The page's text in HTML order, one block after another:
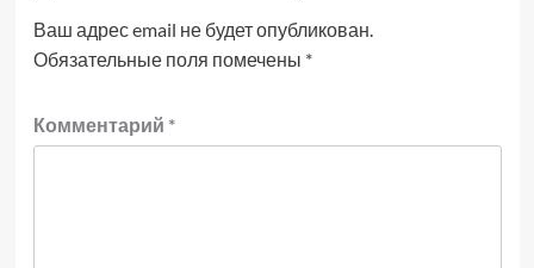
Ваш адрес email не будет опубликован.
Обязательные поля помечены *
Комментарий *